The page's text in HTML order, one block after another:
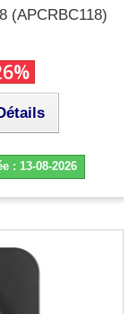
(APCRBC118)
: 13-08-2026